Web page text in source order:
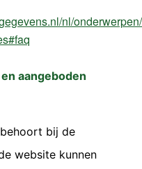
nl/
aangeboden
bij de
website kunnen